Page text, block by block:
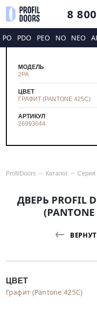
8
PO PDO PEO NO NEO
МОДЕЛЬ
2PA
ЦВЕТ
ГРАФИТ (PANTONE 425С)
АРТИКУЛ
26993044
ProfilDoors Каталог Серия
ДВЕРЬ PROFIL
ЦВЕТ
Графит (Pantone 425С)